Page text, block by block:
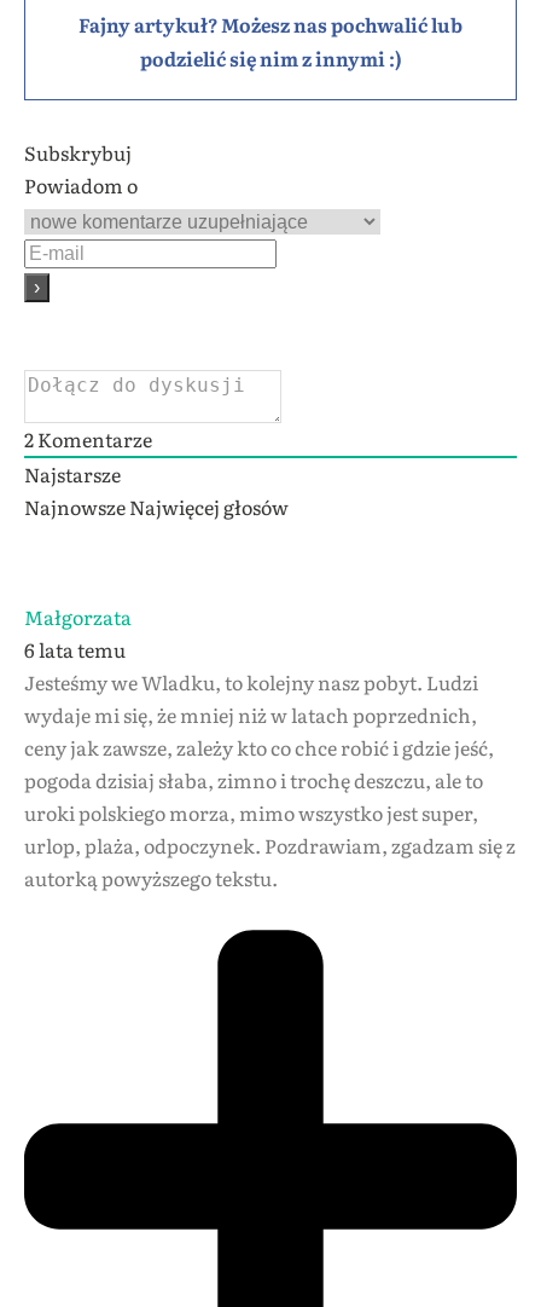
Fajny artykuł? Możesz nas pochwalić lub
podzielić się nim z innymi :)
Subskrybuj
Powiadom o
2Komentarze
Najstarsze
NajnowszeNajwięcej głosów
Małgorzata
6 lata temu
Jesteśmy we Wladku, to kolejny nasz pobyt. Ludzi
wydaje mi się, że mniej niż w latach poprzednich,
ceny jak zawsze, zależy kto co chce robić i gdzie jeść,
pogoda dzisiaj słaba, zimno i trochę deszczu, ale to
uroki polskiego morza, mimo wszystko jest super,
urlop, plaża, odpoczynek. Pozdrawiam, zgadzam się z
autorką powyższego tekstu.